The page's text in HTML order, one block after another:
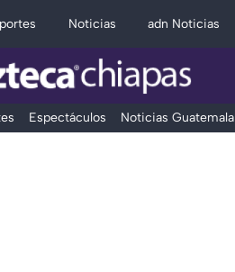
Noticias adn Noticias
Espectáculos Noticias Guatemala